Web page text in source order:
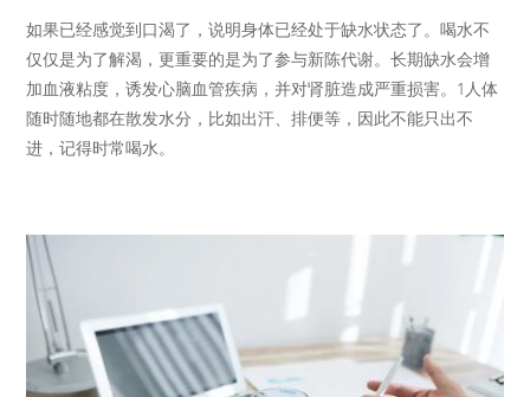
如果已经感觉到口渴了，说明身体已经处于缺水状态了。喝水不
仅仅是为了解渴，更重要的是为了参与新陈代谢。长期缺水会增
加血液粘度，诱发心脑血管疾病，并对肾脏造成严重损害。1人体
随时随地都在散发水分，比如出汗、排便等，因此不能只出不
进，记得时常喝水。